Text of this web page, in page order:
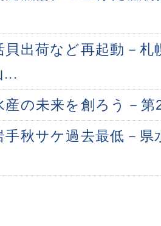
貝出荷など再起動－
...
産の未来を創ろう－
手秋サケ過去最低－